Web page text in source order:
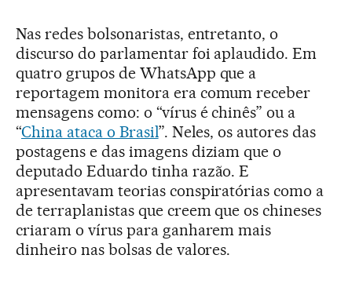
Nas redes bolsonaristas, entretanto, o
discurso do parlamentar foi aplaudido. Em
quatro grupos de WhatsApp que a
reportagem monitora era comum receber
mensagens como: o “vírus é chinês” ou a
“China ataca o Brasil”. Neles, os autores das
postagens e das imagens diziam que o
deputado Eduardo tinha razão. E
apresentavam teorias conspiratórias como a
de terraplanistas que creem que os chineses
criaram o vírus para ganharem mais
dinheiro nas bolsas de valores.